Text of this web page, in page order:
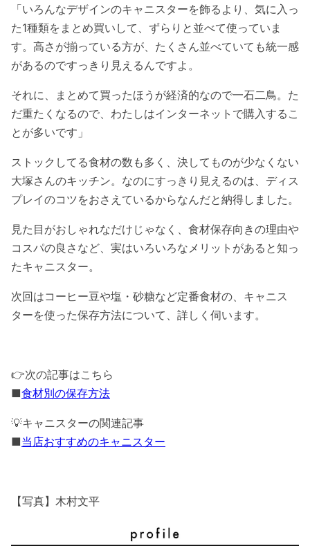
「いろんなデザインのキャニスターを飾るより、気に入っ
た1種類をまとめ買いして、ずらりと並べて使っていま
す。高さが揃っている方が、たくさん並べていても統一感
があるのですっきり見えるんですよ。
それに、まとめて買ったほうが経済的なので一石二鳥。た
だ重たくなるので、わたしはインターネットで購入するこ
とが多いです」
ストックしてる食材の数も多く、決してものが少なくない
大塚さんのキッチン。なのにすっきり見えるのは、ディス
プレイのコツをおさえているからなんだと納得しました。
見た目がおしゃれなだけじゃなく、食材保存向きの理由や
コスパの良さなど、実はいろいろなメリットがあると知っ
たキャニスター。
次回はコーヒー豆や塩・砂糖など定番食材の、キャニス
ターを使った保存方法について、詳しく伺います。
👉次の記事はこちら
■食材別の保存方法
💡キャニスターの関連記事
■当店おすすめのキャニスター
【写真】木村文平